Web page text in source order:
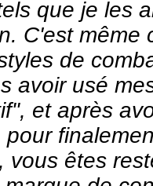
que je les
C'est
de
avoir usé
et après
vous êtes